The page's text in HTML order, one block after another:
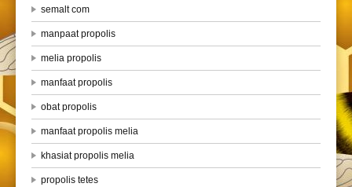
semalt com
manpaat propolis
melia propolis
manfaat propolis
obat propolis
manfaat propolis melia
khasiat propolis melia
propolis tetes